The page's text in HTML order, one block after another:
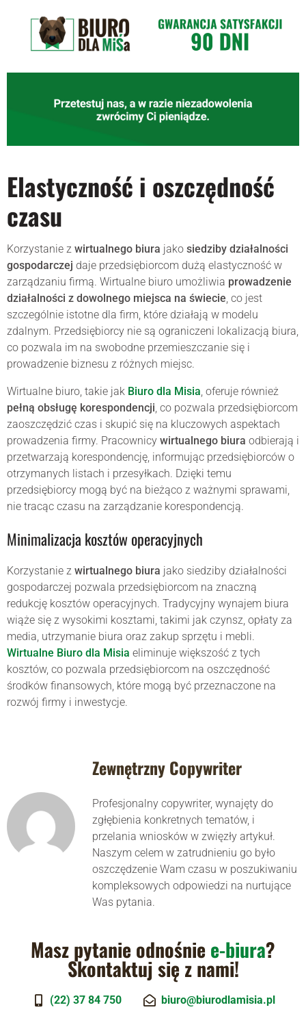
Elastyczność i oszczędność
czasu
Korzystanie z wirtualnego biura jako siedziby działalności
gospodarczej daje przedsiębiorcom dużą elastyczność w
zarządzaniu firmą. Wirtualne biuro umożliwia prowadzenie
działalności z dowolnego miejsca na świecie, co jest
szczególnie istotne dla firm, które działają w modelu
zdalnym. Przedsiębiorcy nie są ograniczeni lokalizacją biura,
co pozwala im na swobodne przemieszczanie się i
prowadzenie biznesu z różnych miejsc.
Wirtualne biuro, takie jak Biuro dla Misia, oferuje również
pełną obsługę korespondencji, co pozwala przedsiębiorcom
zaoszczędzić czas i skupić się na kluczowych aspektach
prowadzenia firmy. Pracownicy wirtualnego biura odbierają i
przetwarzają korespondencję, informując przedsiębiorców o
otrzymanych listach i przesyłkach. Dzięki temu
przedsiębiorcy mogą być na bieżąco z ważnymi sprawami,
nie tracąc czasu na zarządzanie korespondencją.
Minimalizacja kosztów operacyjnych
Korzystanie z wirtualnego biura jako siedziby działalności
gospodarczej pozwala przedsiębiorcom na znaczną
redukcję kosztów operacyjnych. Tradycyjny wynajem biura
wiąże się z wysokimi kosztami, takimi jak czynsz, opłaty za
media, utrzymanie biura oraz zakup sprzętu i mebli.
Wirtualne Biuro dla Misia eliminuje większość z tych
kosztów, co pozwala przedsiębiorcom na oszczędność
środków finansowych, które mogą być przeznaczone na
rozwój firmy i inwestycje.
Zewnętrzny Copywriter
Profesjonalny copywriter, wynajęty do
zgłębienia konkretnych tematów, i
przelania wniosków w zwięzły artykuł.
Naszym celem w zatrudnieniu go było
oszczędzenie Wam czasu w poszukiwaniu
kompleksowych odpowiedzi na nurtujące
Was pytania.
Masz pytanie odnośnie e-biura?
Skontaktuj się z nami!
(22) 37 84 750 biuro@biurodlamisia.pl